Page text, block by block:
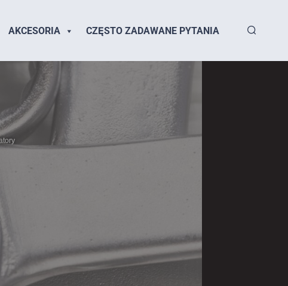
AKCESORIA CZĘSTO ZADAWANE PYTANIA